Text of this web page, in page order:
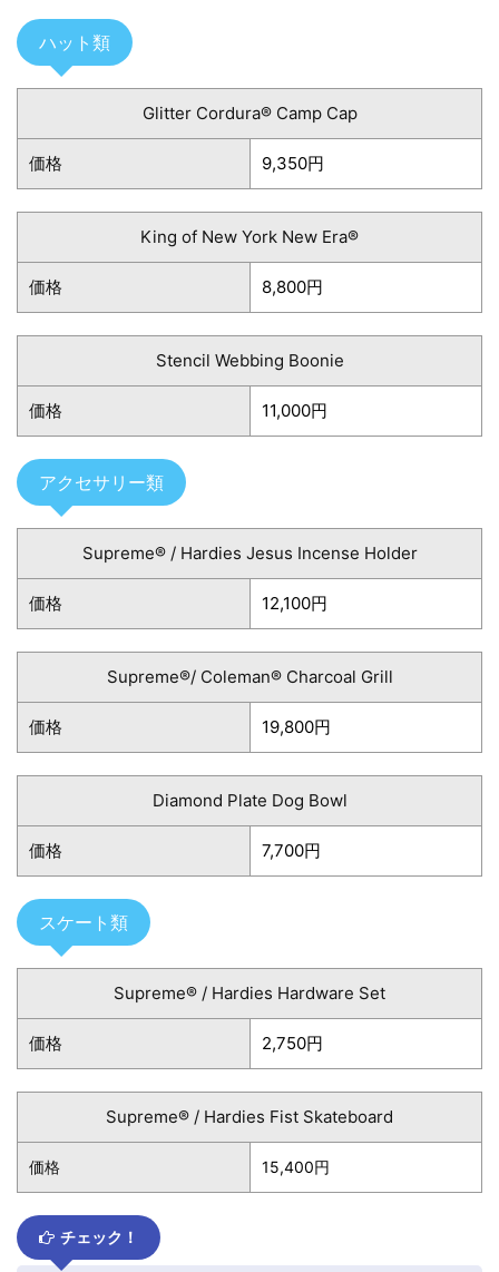
ハット類
Glitter Cordura® Camp Cap
価格 9,350円
King of New York New Era®
価格 8,800円
Stencil Webbing Boonie
価格 11,000円
アクセサリー類
Supreme® / Hardies Jesus Incense Holder
価格 12,100円
Supreme®/ Coleman® Charcoal Grill
価格 19,800円
Diamond Plate Dog Bowl
価格 7,700円
スケート類
Supreme® / Hardies Hardware Set
価格 2,750円
Supreme® / Hardies Fist Skateboard
価格 15,400円
チェック！